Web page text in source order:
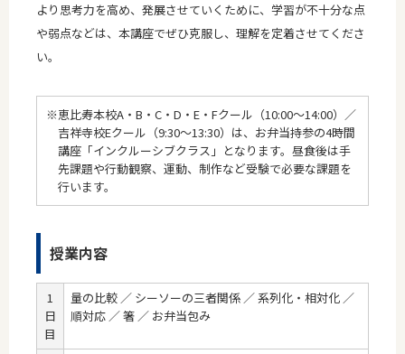
より思考力を高め、発展させていくために、学習が不十分な点
や弱点などは、本講座でぜひ克服し、理解を定着させてくださ
い。
※恵比寿本校A・B・C・D・E・Fクール（10:00～14:00）／
吉祥寺校Eクール（9:30～13:30）は、お弁当持参の4時間
講座「インクルーシブクラス」となります。昼食後は手
先課題や行動観察、運動、制作など受験で必要な課題を
行います。
授業内容
1
日
目
量の比較 ／ シーソーの三者関係 ／ 系列化・相対化 ／
順対応 ／ 箸 ／ お弁当包み